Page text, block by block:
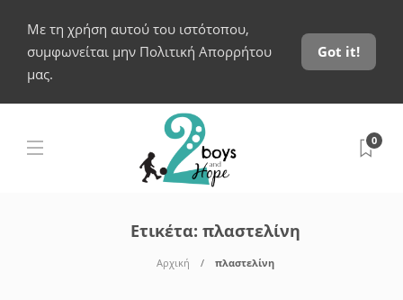
Με τη χρήση αυτού του ιστότοπου,
συμφωνείται μην Πολιτική Απορρήτου
μας.
Got it!
0
Ετικέτα: πλαστελίνη
Αρχική πλαστελίνη